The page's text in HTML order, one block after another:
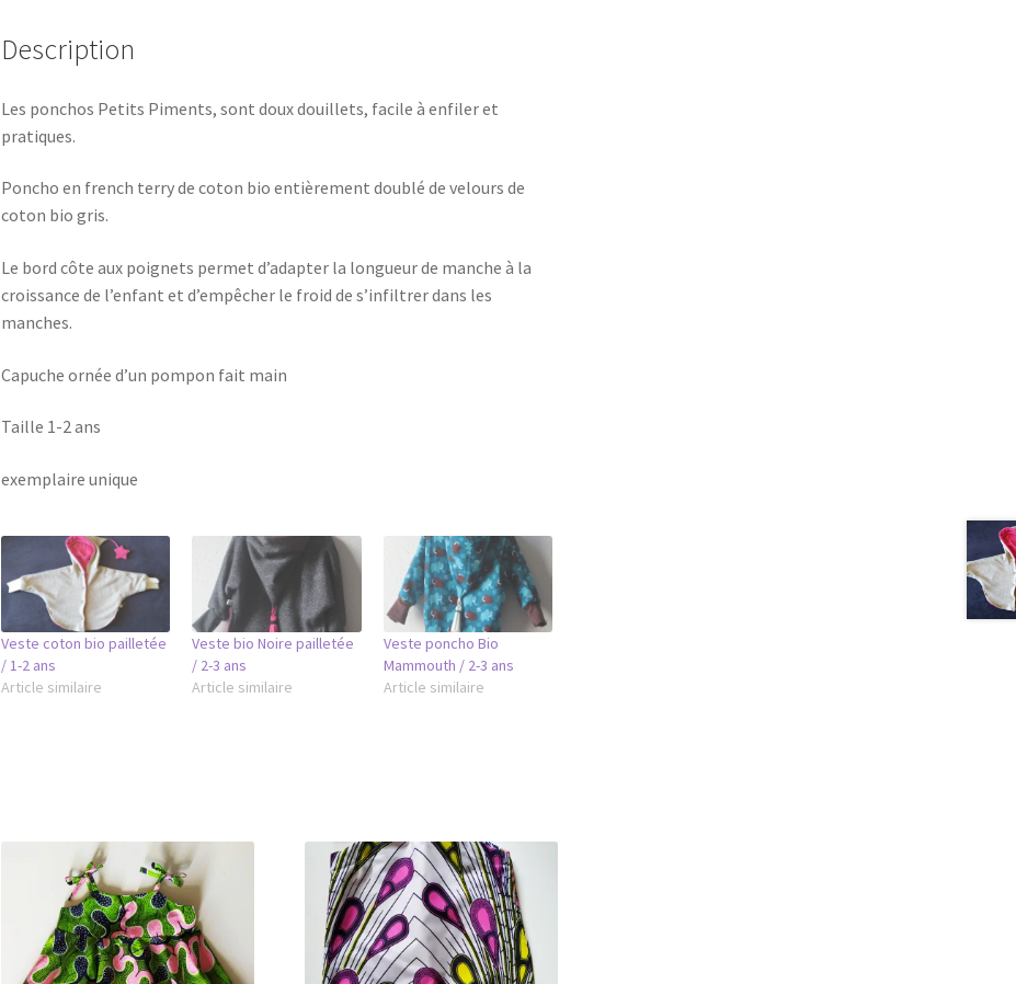
Description
Les ponchos Petits Piments, sont doux douillets, facile à enfiler et
pratiques.
Poncho en french terry de coton bio entièrement doublé de velours de
coton bio gris.
Le bord côte aux poignets permet d’adapter la longueur de manche à la
croissance de l’enfant et d’empêcher le froid de s’infiltrer dans les
manches.
Capuche ornée d’un pompon fait main
Taille 1-2 ans
exemplaire unique
Veste coton bio pailletée
/ 1-2 ans
Article similaire
Veste bio Noire pailletée
/ 2-3 ans
Article similaire
Veste poncho Bio
Mammouth / 2-3 ans
Article similaire